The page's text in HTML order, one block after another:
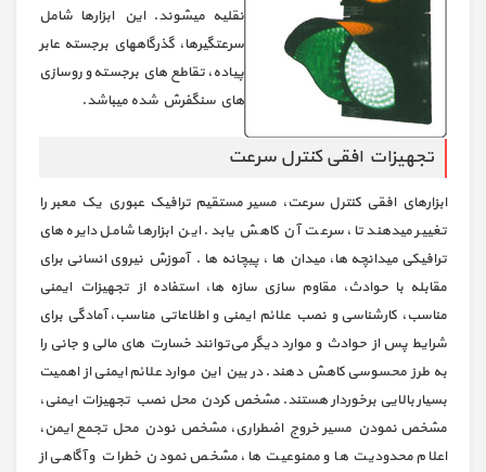
نقلیه میشوند. این ابزارها شامل
سرعتگیرها، گذرگاههاي برجسته عابر
پیاده، تقاطع هاي برجسته و روسازي
هاي سنگفرش شده میباشد.
تجهیزات افقی کنترل سرعت
ابزارهاي افقی کنترل سرعت، مسیر مستقیم ترافیک عبوري یک معبر را
تغییر میدهند تا، سرعت آن کاهش یابد. این ابزارها شامل دایره هاي
ترافیکی میدانچه ها، میدان ها ، پیچانه ها . آموزش نیروی انسانی برای
مقابله با حوادث، مقاوم سازی سازه ها، استفاده از تجهیزات ایمنی
مناسب، کارشناسی و نصب علائم ایمنی و اطلاعاتی مناسب، آمادگی برای
شرایط پس از حوادث و موارد دیگر می‌توانند خسارت های مالی و جانی را
به طرز محسوسی کاهش دهند. در بین این موارد علائم ایمنی از اهمیت
بسیار بالایی برخوردار هستند. مشخص کردن محل نصب تجهیزات ایمنی،
مشخص نمودن مسیر خروج اضطراری، مشخص نودن محل تجمع ایمن،
اعلام محدودیت ها و ممنوعیت ها، مشخص نمودن خطرات و آگاهی از